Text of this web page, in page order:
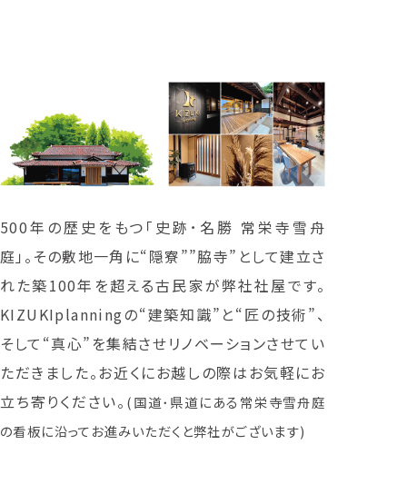
500年の歴史をもつ「史跡･名勝 常栄寺雪舟
庭」。その敷地一角に“隠寮””脇寺”として建立さ
れた築100年を超える古民家が弊社社屋です。
KIZUKIplanningの“建築知識”と“匠の技術”、
そして“真心”を集結させリノベーションさせてい
ただきました。お近くにお越しの際はお気軽にお
立ち寄りください。 (国道･県道にある常栄寺雪舟庭
の看板に沿ってお進みいただくと弊社がございます)